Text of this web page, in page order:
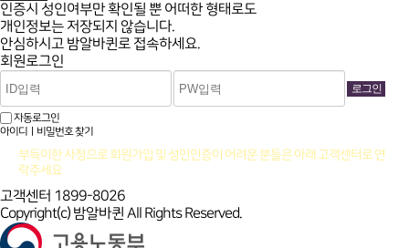
인증시 성인여부만 확인될 뿐 어떠한 형태로도
개인정보는 저장되지 않습니다.
안심하시고 밤알바퀸로 접속하세요.
회원로그인
자동로그인
아이디ㅣ비밀번호 찾기
부득이한 사정으로 회원가입 및 성인인증이 어려운 분들은 아래 고객센터로 연
락주세요
고객센터 1899-8026
Copyright(c) 밤알바퀸 All Rights Reserved.